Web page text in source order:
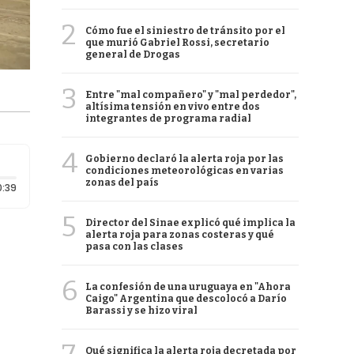
Duración: 39 segundos
2
Cómo fue el siniestro de tránsito por el
que murió Gabriel Rossi, secretario
general de Drogas
3
Entre "mal compañero" y "mal perdedor",
altísima tensión en vivo entre dos
integrantes de programa radial
4
Gobierno declaró la alerta roja por las
condiciones meteorológicas en varias
zonas del país
5
Director del Sinae explicó qué implica la
alerta roja para zonas costeras y qué
pasa con las clases
6
La confesión de una uruguaya en "Ahora
Caigo" Argentina que descolocó a Darío
Barassi y se hizo viral
Qué significa la alerta roja decretada por